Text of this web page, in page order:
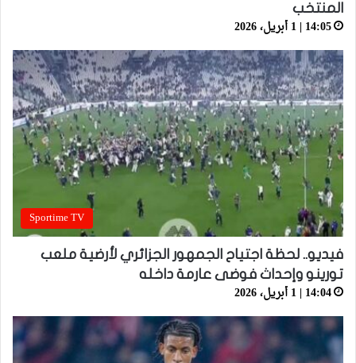
المنتخب
14:05 | 1 أبريل، 2026
Sportime TV
فيديو.. لحظة اجتياح الجمهور الجزائري لأرضية ملعب
تورينو وإحداث فوضى عارمة داخله
14:04 | 1 أبريل، 2026